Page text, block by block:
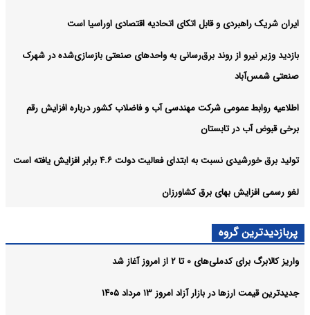
ایران شریک راهبردی و قابل اتکای اتحادیه اقتصادی اوراسیا است
بازدید وزیر نیرو از روند برق‌رسانی به واحدهای صنعتی بازسازی‌شده در شهرک
صنعتی شمس‌آباد
اطلاعیه روابط عمومی شرکت مهندسی آب و فاضلاب کشور درباره افزایش رقم
برخی قبوض آب در تابستان
تولید برق خورشیدی نسبت به ابتدای فعالیت دولت ۴.۶ برابر افزایش یافته است
لغو رسمی افزایش بهای برق کشاورزان
پربازدیدترین گروه
واریز کالابرگ برای کدملی‌های ۰ تا ۲ از امروز آغاز شد
جدیدترین قیمت ارزها در بازار آزاد امروز ۱۳ مرداد ۱۴۰۵